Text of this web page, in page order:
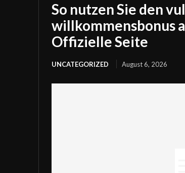
So nutzen Sie den
willkommensbonus
Offizielle Seite
UNCATEGORIZED August 6, 2026